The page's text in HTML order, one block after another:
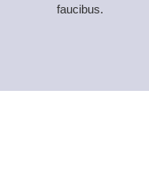
faucibus.